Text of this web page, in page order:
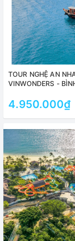
TOUR NGHỆ AN
VINWONDERS -
4.950.000₫